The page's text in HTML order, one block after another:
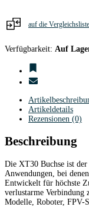
auf die Vergleichsliste
Verfügbarkeit: Auf
Artikeldetails
Rezensionen (0)
Beschreibung
Die XT30 Buchse ist
Anwendungen, bei
Entwickelt für höchste
verlustarme Verbindung
Modelle, Roboter, FPV-